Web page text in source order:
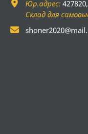
Юр.адрес:
Склад для